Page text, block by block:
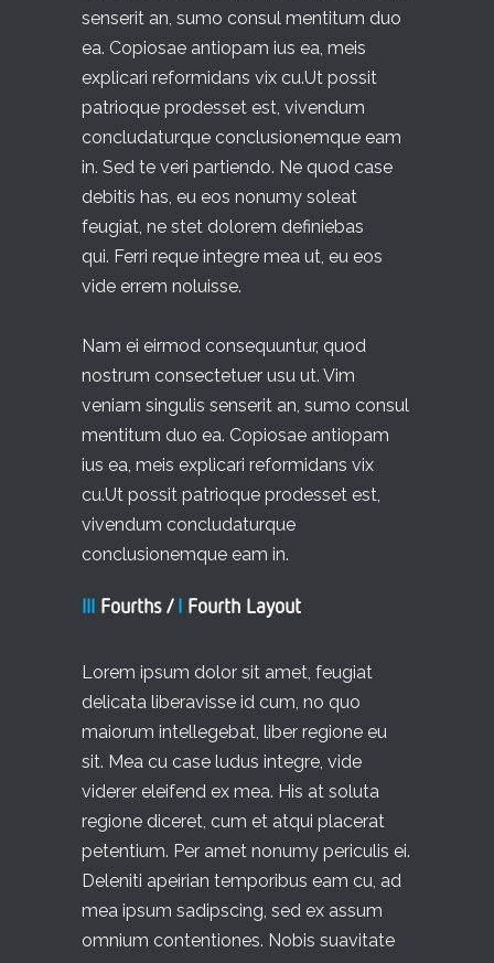
senserit an, sumo consul mentitum duo
ea. Copiosae antiopam ius ea, meis
explicari reformidans vix cu.Ut possit
patrioque prodesset est, vivendum
concludaturque conclusionemque eam
in. Sed te veri partiendo. Ne quod case
debitis has, eu eos nonumy soleat
feugiat, ne stet dolorem definiebas
qui. Ferri reque integre mea ut, eu eos
vide errem noluisse.
Nam ei eirmod consequuntur, quod
nostrum consectetuer usu ut. Vim
veniam singulis senserit an, sumo consul
mentitum duo ea. Copiosae antiopam
ius ea, meis explicari reformidans vix
cu.Ut possit patrioque prodesset est,
vivendum concludaturque
conclusionemque eam in.
III Fourths / I Fourth Layout
Lorem ipsum dolor sit amet, feugiat
delicata liberavisse id cum, no quo
maiorum intellegebat, liber regione eu
sit. Mea cu case ludus integre, vide
viderer eleifend ex mea. His at soluta
regione diceret, cum et atqui placerat
petentium. Per amet nonumy periculis ei.
Deleniti apeirian temporibus eam cu, ad
mea ipsum sadipscing, sed ex assum
omnium contentiones. Nobis suavitate